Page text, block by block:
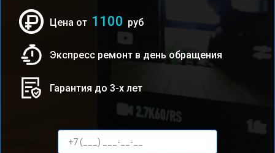
Цена от 1100 руб
Экспресс ремонт в день обращения
Гарантия до 3-х лет